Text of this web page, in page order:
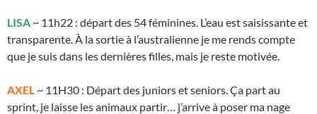
LISA ~ 11h22 : départ des 54 féminines. L’eau est saisissante et
transparente. À la sortie à l’australienne je me rends compte
que je suis dans les dernières filles, mais je reste motivée.
AXEL ~ 11H30 : Départ des juniors et seniors. Ça part au
sprint, je laisse les animaux partir… j’arrive à poser ma nage